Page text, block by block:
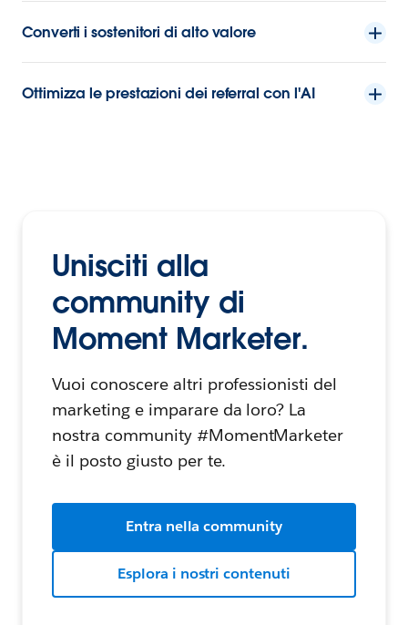
Converti i sostenitori di alto valore
Ottimizza le prestazioni dei referral con l'AI
Unisciti alla
community di
Moment Marketer.
Vuoi conoscere altri professionisti del
marketing e imparare da loro? La
nostra community #MomentMarketer
è il posto giusto per te.
Entra nella community
Esplora i nostri contenuti